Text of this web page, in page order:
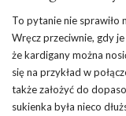
To pytanie nie sprawiło
Wręcz przeciwnie, gdy
że kardigany można
się na przykład w
także założyć do
sukienka była nieco